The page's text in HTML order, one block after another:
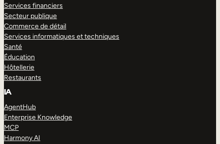
Services financiers
Secteur publique
Commerce de détail
Services informatiques et techniques
Santé
Éducation
Hôtellerie
Restaurants
IA
AgentHub
Enterprise Knowledge
MCP
Harmony AI